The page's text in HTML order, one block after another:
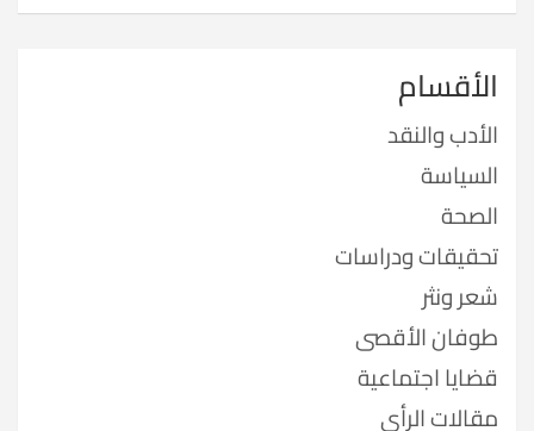
الأقسام
الأدب والنقد
السياسة
الصحة
تحقيقات ودراسات
شعر ونثر
طوفان الأقصى
قضايا اجتماعية
مقالات الرأي